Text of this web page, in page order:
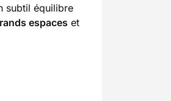
subtil équilibre
espaces et